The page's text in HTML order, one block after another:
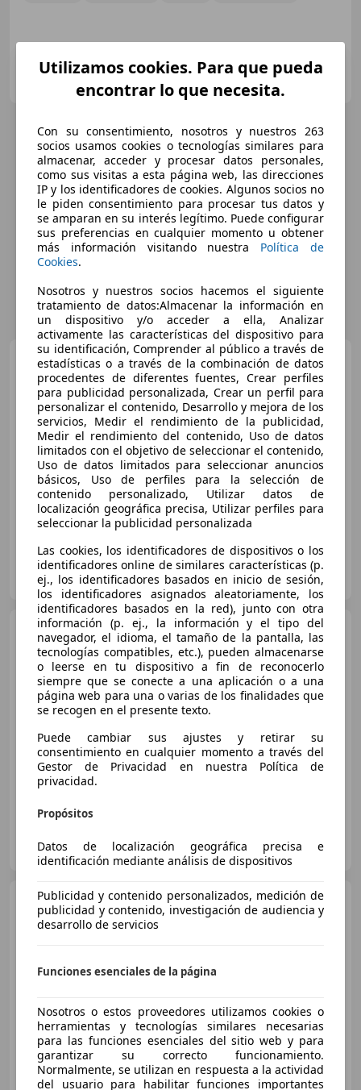
FLEXICAR GRUPO BARCELONA.
ES-08097 L'Hospitalet de Llobregat
Dacia Sandero 1.5dCi
Ambiance 55kW
€ 5.900
Precio justo
05/2017 215.000 km Diésel 55 kW (75 CV)
Clidrive Group
ES-28006 MADRID
Dacia Sandero 1.2
Ambiance 75
€ 7.618
05/2014 16.223 km Gasolina 55 kW (75 CV)
ES-46014 Valencia
Dacia Sandero1.5dCi
Ambiance 55kW
€ 7.890
08/2018 110.976 km Diésel 55 kW (75 CV)
Utilizamos cookies. Para que pueda
encontrar lo que necesita.
Con su consentimiento, nosotros y nuestros 263
socios usamos cookies o tecnologías similares para
almacenar, acceder y procesar datos personales,
como sus visitas a esta página web, las direcciones
IP y los identificadores de cookies. Algunos socios no
le piden consentimiento para procesar tus datos y
se amparan en su interés legítimo. Puede configurar
sus preferencias en cualquier momento u obtener
más información visitando nuestra Política de
Cookies.
Nosotros y nuestros socios hacemos el siguiente
tratamiento de datos:Almacenar la información en
un dispositivo y/o acceder a ella, Analizar
activamente las características del dispositivo para
su identificación, Comprender al público a través de
estadísticas o a través de la combinación de datos
procedentes de diferentes fuentes, Crear perfiles
para publicidad personalizada, Crear un perfil para
personalizar el contenido, Desarrollo y mejora de los
servicios, Medir el rendimiento de la publicidad,
Medir el rendimiento del contenido, Uso de datos
limitados con el objetivo de seleccionar el contenido,
Uso de datos limitados para seleccionar anuncios
básicos, Uso de perfiles para la selección de
contenido personalizado, Utilizar datos de
localización geográfica precisa, Utilizar perfiles para
seleccionar la publicidad personalizada
Las cookies, los identificadores de dispositivos o los
identificadores online de similares características (p.
ej., los identificadores basados en inicio de sesión,
los identificadores asignados aleatoriamente, los
identificadores basados en la red), junto con otra
información (p. ej., la información y el tipo del
navegador, el idioma, el tamaño de la pantalla, las
tecnologías compatibles, etc.), pueden almacenarse
o leerse en tu dispositivo a fin de reconocerlo
siempre que se conecte a una aplicación o a una
página web para una o varias de los finalidades que
se recogen en el presente texto.
Puede cambiar sus ajustes y retirar su
consentimiento en cualquier momento a través del
Gestor de Privacidad en nuestra Política de
privacidad.
Propósitos
Datos de localización geográfica precisa e
identificación mediante análisis de dispositivos
Publicidad y contenido personalizados, medición de
publicidad y contenido, investigación de audiencia y
desarrollo de servicios
Funciones esenciales de la página
Nosotros o estos proveedores utilizamos cookies o
herramientas y tecnologías similares necesarias
para las funciones esenciales del sitio web y para
garantizar su correcto funcionamiento.
Normalmente, se utilizan en respuesta a la actividad
del usuario para habilitar funciones importantes